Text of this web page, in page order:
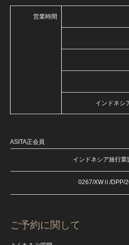
営業時間
インドネシ
ASITA正会員
インドネシア旅行業
0267/XWⅡ/DPP/
ご予約に関して